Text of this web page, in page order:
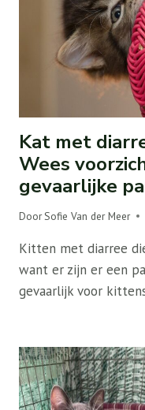
Kat met
Wees
gevaarlijke
Door Sofie Van der Meer
Kitten met diarree
want er zijn er een
gevaarlijk voor